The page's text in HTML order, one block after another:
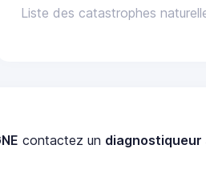
Liste des catastrophes
contactez un diagnostiqueur